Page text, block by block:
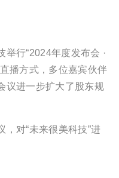
行“2024年度发布会 ·
播方式，多位嘉宾伙伴
议进一步扩大了股东规
对“未来很美科技”进